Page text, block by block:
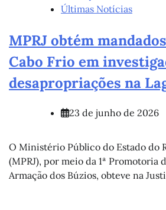
Últimas Notícias
MPRJ obtém
Cabo Frio em
desapropriações na
23 de junho de 2026
O Ministério Público do Estado do
(MPRJ), por meio da 1ª Promotoria
Armação dos Búzios, obteve na